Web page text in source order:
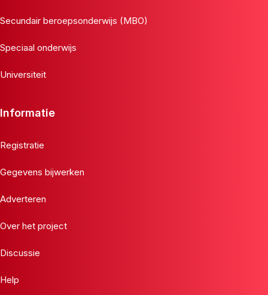
Secundair beroepsonderwijs (MBO)
Speciaal onderwijs
Universiteit
Informatie
Registratie
Gegevens bijwerken
Adverteren
Over het project
Discussie
Help